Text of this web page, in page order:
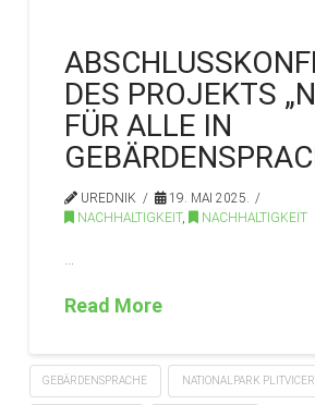
DES PROJEKTS
FÜR ALLE IN
UREDNIK
19. MAI 2025.
NACHHALTIGKEIT, NACHHALTIGKEIT
Read More
GEBÄRDENSPRACHE NATIONALPARK PLITVICER